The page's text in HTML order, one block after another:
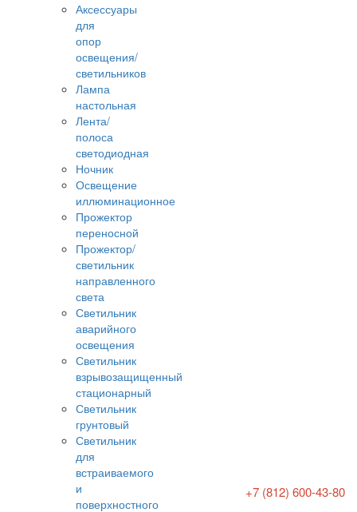
Аксессуары
для
опор
освещения/
светильников
Лампа
настольная
Лента/
полоса
светодиодная
Ночник
Освещение
иллюминационное
Прожектор
переносной
Прожектор/
светильник
направленного
света
Светильник
аварийного
освещения
Светильник
взрывозащищенный
стационарный
Светильник
грунтовый
Светильник
для
встраиваемого
и
поверхностного
+7 (812) 600-43-80